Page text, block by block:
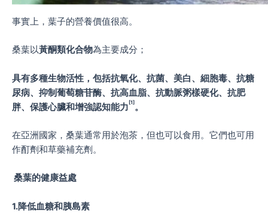
事實上，葉子的營養價值很高。
桑葉以黃酮類化合物為主要成分；
具有多種生物活性，包括抗氧化、抗菌、美白、細胞毒、抗糖
尿病、抑制葡萄糖苷酶、抗高血脂、抗動脈粥樣硬化、抗肥
胖、保護心臟和增強認知能力 [1]。
在亞洲國家，桑葉通常用於泡茶，但也可以食用。它們也可用
作酊劑和草藥補充劑。
桑葉的健康益處
1.降低血糖和胰島素